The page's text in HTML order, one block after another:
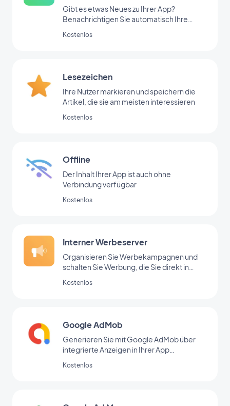
Gibt es etwas Neues zu Ihrer App?
Benachrichtigen Sie automatisch Ihre
Kostenlos
Lesezeichen
Ihre Nutzer markieren und speichern die
Artikel, die sie am meisten interessieren
Kostenlos
Offline
Der Inhalt Ihrer App ist auch ohne
Verbindung verfügbar
Kostenlos
Interner Werbeserver
Organisieren Sie Werbekampagnen und
schalten Sie Werbung, die Sie direkt in
Kostenlos
Google AdMob
Generieren Sie mit Google AdMob über
integrierte Anzeigen in Ihrer App
Kostenlos